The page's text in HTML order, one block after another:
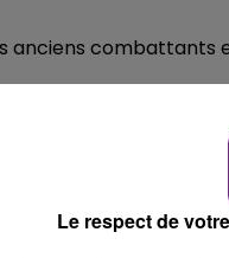
LE CLUB
anciens combattants
Le respect de